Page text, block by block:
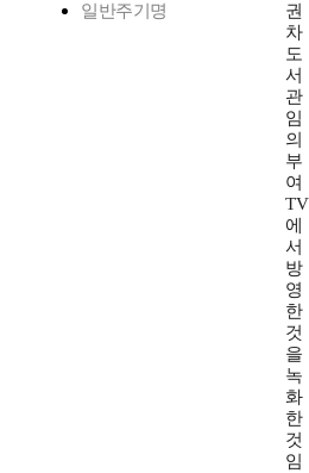
일반주기명
권
차
도
서
관
임
의
부
여
TV
에
서
방
영
한
것
을
녹
화
한
것
임